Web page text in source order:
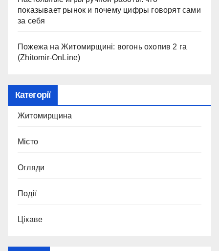
показывает рынок и почему цифры говорят сами
за себя
Пожежа на Житомирщині: вогонь охопив 2 га
(Zhitomir-OnLine)
Категорії
Житомирщина
Місто
Огляди
Події
Цікаве